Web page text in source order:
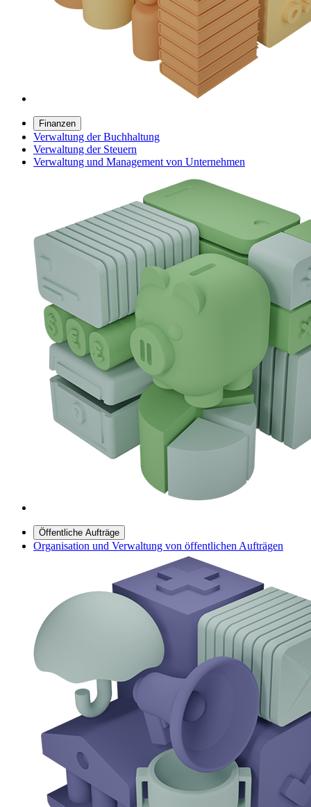
Finanzen
Verwaltung der Buchhaltung
Verwaltung der Steuern
Verwaltung und Management von Unternehmen
Öffentliche Aufträge
Organisation und Verwaltung von öffentlichen Aufträgen